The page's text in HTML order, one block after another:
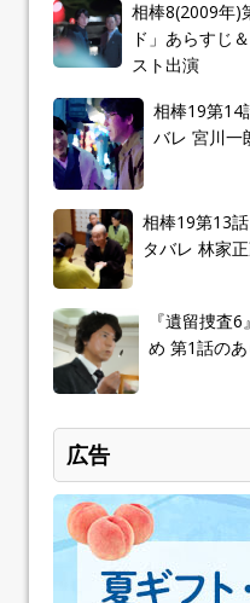
相棒8(2009年)
ド」あらすじ
スト出演
相棒19第14
バレ 宮川一
相棒19第13
タバレ 林家
『遺留捜査
め 第1話の
広告